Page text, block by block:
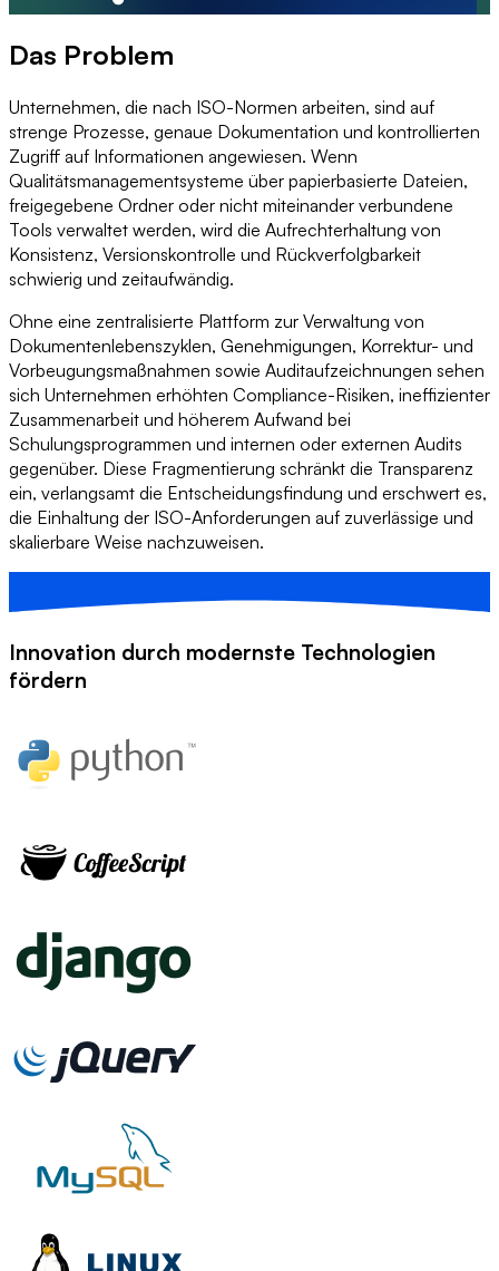
Das Problem
Unternehmen, die nach ISO-Normen arbeiten, sind auf
strenge Prozesse, genaue Dokumentation und kontrollierten
Zugriff auf Informationen angewiesen. Wenn
Qualitätsmanagementsysteme über papierbasierte Dateien,
freigegebene Ordner oder nicht miteinander verbundene
Tools verwaltet werden, wird die Aufrechterhaltung von
Konsistenz, Versionskontrolle und Rückverfolgbarkeit
schwierig und zeitaufwändig.
Ohne eine zentralisierte Plattform zur Verwaltung von
Dokumentenlebenszyklen, Genehmigungen, Korrektur- und
Vorbeugungsmaßnahmen sowie Auditaufzeichnungen sehen
sich Unternehmen erhöhten Compliance-Risiken, ineffizienter
Zusammenarbeit und höherem Aufwand bei
Schulungsprogrammen und internen oder externen Audits
gegenüber. Diese Fragmentierung schränkt die Transparenz
ein, verlangsamt die Entscheidungsfindung und erschwert es,
die Einhaltung der ISO-Anforderungen auf zuverlässige und
skalierbare Weise nachzuweisen.
Innovation durch modernste Technologien
fördern